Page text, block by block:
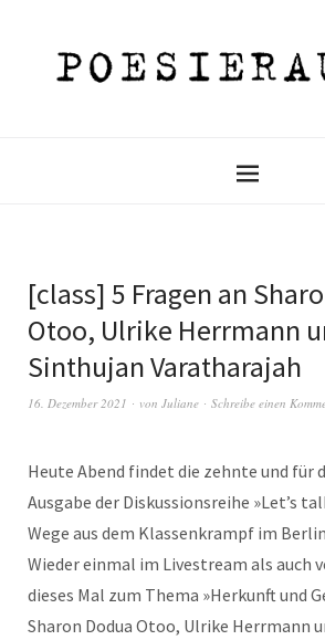
[class] 5 Fragen an
Otoo, Ulrike Herrmann
Sinthujan Varatharajah
16. Dezember 2021 von Juliane Schreibe einen
Heute Abend findet die zehnte und für
Ausgabe der Diskussionsreihe »Let’s
Wege aus dem Klassenkrampf im
Wieder einmal im Livestream als auch
dieses Mal zum Thema »Herkunft und
Sharon Dodua Otoo, Ulrike Herrmann